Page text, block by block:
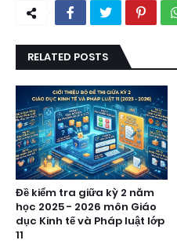
RELATED POSTS
Đề kiểm tra giữa kỳ 2 năm
học 2025 - 2026 môn Giáo
dục Kinh tế và Pháp luật lớp
11